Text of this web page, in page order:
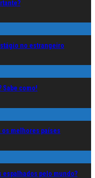
no estrangeiro
Sabe como!
os melhores países
espalhados pelo mundo?